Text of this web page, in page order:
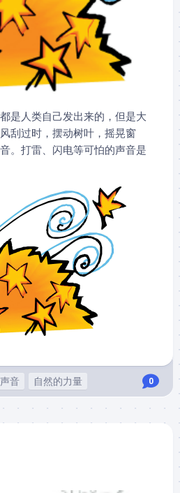
是人类自己发出来的，但是大
刮过时，摆动树叶，摇晃窗
。打雷、闪电等可怕的声音是
声音 自然的力量 0